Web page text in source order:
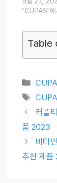
"CUPAS"에
Table
Tags
커플
품 2023
비타
추천 제품